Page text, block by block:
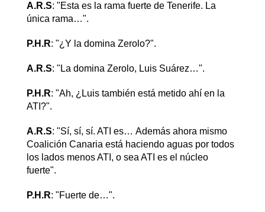
A.R.S: "Esta es la rama fuerte de Tenerife. La
única rama…".
P.H.R: "¿Y la domina Zerolo?".
A.R.S: "La domina Zerolo, Luis Suárez…".
P.H.R: "Ah, ¿Luis también está metido ahí en la
ATI?".
A.R.S: "Sí, sí, sí. ATI es… Además ahora mismo
Coalición Canaria está haciendo aguas por todos
los lados menos ATI, o sea ATI es el núcleo
fuerte".
P.H.R: "Fuerte de…".